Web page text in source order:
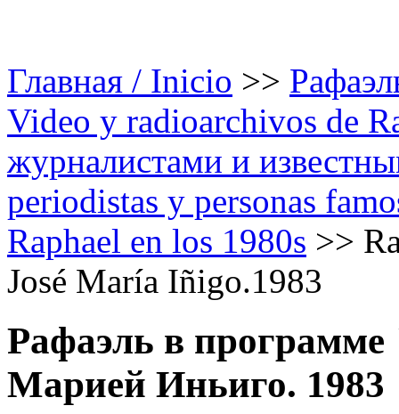
Главная / Inicio >>
Video y radioarchivos de
журналистами и
periodistas y personas
Raphael en los 1980s >>
José María Iñigo.1983
Рафаэль в
Марией Иньиго. 1983